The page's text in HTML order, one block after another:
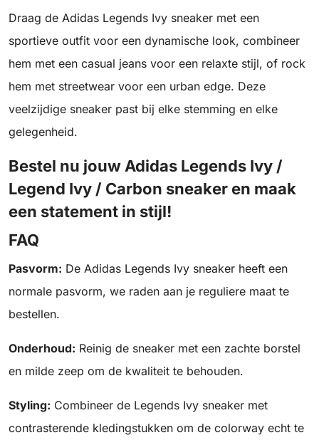
Draag de Adidas Legends Ivy sneaker met een
sportieve outfit voor een dynamische look, combineer
hem met een casual jeans voor een relaxte stijl, of rock
hem met streetwear voor een urban edge. Deze
veelzijdige sneaker past bij elke stemming en elke
gelegenheid.
Bestel nu jouw Adidas Legends Ivy /
Legend Ivy / Carbon sneaker en maak
een statement in stijl!
FAQ
Pasvorm: De Adidas Legends Ivy sneaker heeft een
normale pasvorm, we raden aan je reguliere maat te
bestellen.
Onderhoud: Reinig de sneaker met een zachte borstel
en milde zeep om de kwaliteit te behouden.
Styling: Combineer de Legends Ivy sneaker met
contrasterende kledingstukken om de colorway echt te